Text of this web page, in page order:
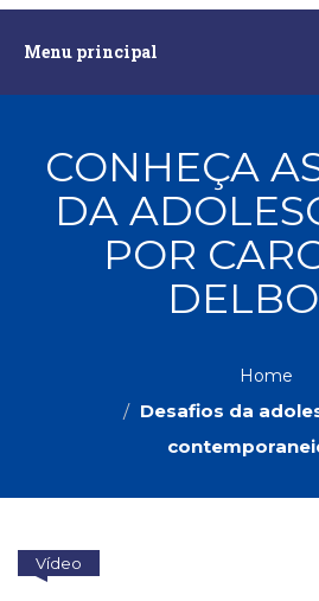
Menu principal
principalAssuntos
Administração,
RH
Astrologia
Biografias,
Vivências
(104)
PROMOÇÕES
AUTORES
CONHEÇA
DA
POR
Home
Desafios da
Vídeo